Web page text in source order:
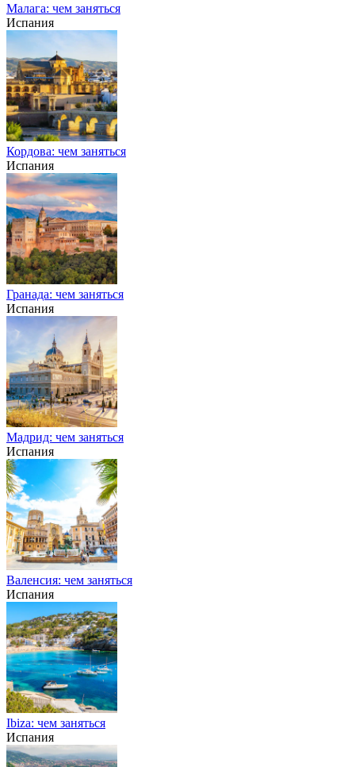
Малага: чем заняться
Испания
Кордова: чем заняться
Испания
Гранада: чем заняться
Испания
Мадрид: чем заняться
Испания
Валенсия: чем заняться
Испания
Ibiza: чем заняться
Испания